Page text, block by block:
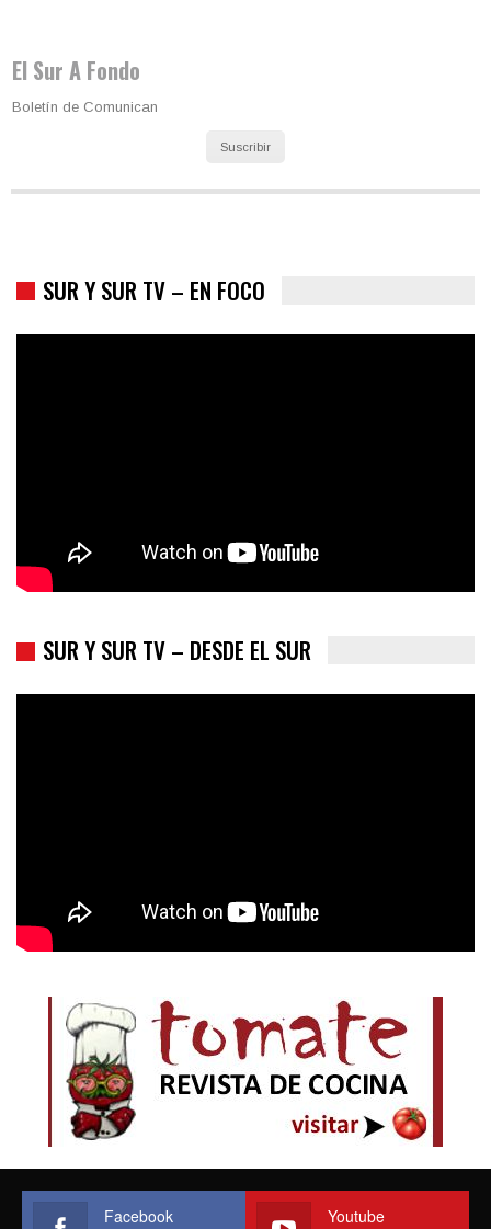
El Sur A Fondo
Boletín de Comunican
Suscribir
SUR Y SUR TV – EN FOCO
SUR Y SUR TV – DESDE EL SUR
Facebook Youtube